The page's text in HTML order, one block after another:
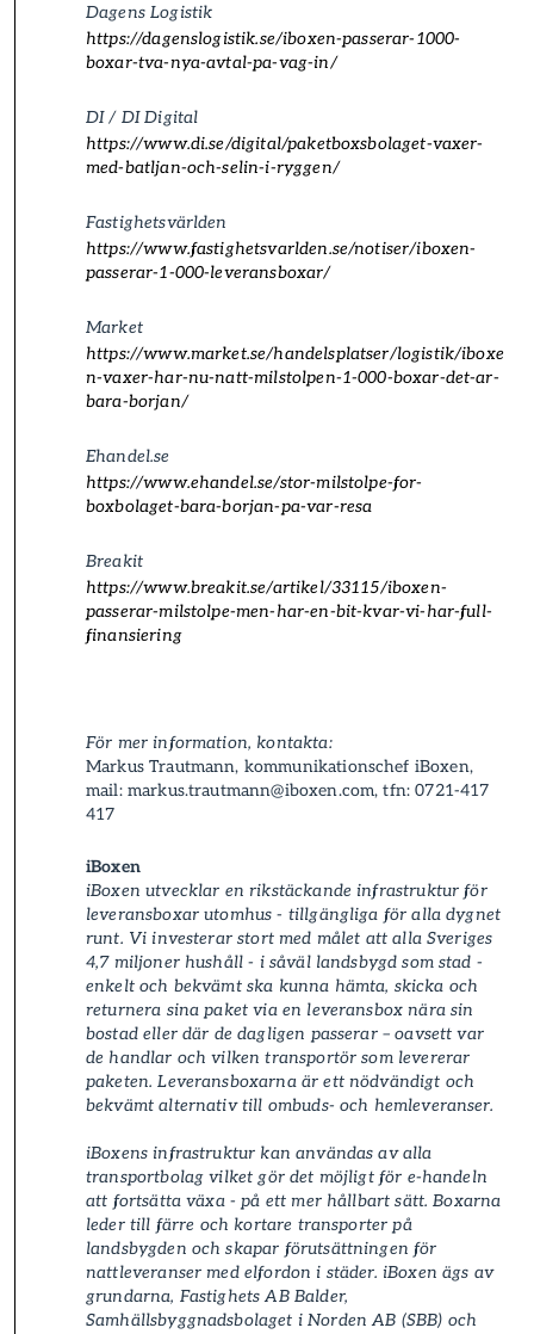
Dagens Logistik
https://dagenslogistik.se/iboxen-passerar-1000-
boxar-tva-nya-avtal-pa-vag-in/
DI / DI Digital
https://www.di.se/digital/paket­boxsbolaget-vaxer-
med-batljan-och-selin-i-ryggen/
Fastighetsvärlden
https://www.fastighetsvarlden.se/notiser/iboxen-
passerar-1-000-leverans­boxar/
Market
https://www.market.se/handelsplatser/logistik/iboxe
n-vaxer-har-nu-natt-milstolpen-1-000-boxar-det-ar-
bara-borjan/
Ehandel.se
https://www.ehandel.se/stor-milstolpe-for-
boxbolaget-bara-borjan-pa-var-resa
Breakit
https://www.breakit.se/artikel/33115/iboxen-
passerar-milstolpe-men-har-en-bit-kvar-vi-har-full-
finansiering
För mer information, kontakta:
Markus Trautmann, kommunikationschef iBoxen,
mail: markus.trautmann@iboxen.com,tfn: 0721-417
417
iBoxen
iBoxen utvecklar en rikstäckande infrastruktur för
leverans­boxar utomhus - tillgängliga för alla dygnet
runt. Vi investerar stort med målet att alla Sveriges
4,7 miljoner hushåll - i såväl landsbygd som stad -
enkelt och bekvämt ska kunna hämta, skicka och
returnera sina paket­ via en leverans­box nära sin
bostad eller där de dagligen passerar – oavsett var
de handlar och vilken transportör som levererar
paket­en. Leverans­boxarna är ett nödvändigt och
bekvämt alternativ till ombuds- och hemleverans­er.
iBoxens infrastruktur kan användas av alla
transportbolag vilket gör det möjligt för e-handeln
att fortsätta växa - på ett mer hållbart sätt. Boxarna
leder till färre och kortare transporter på
landsbygden och skapar förutsättningen för
nattleverans­er med elfordon i städer. iBoxen ägs av
grundarna, Fastighets AB Balder,
Samhällsbyggnadsbolaget i Norden AB (SBB) och